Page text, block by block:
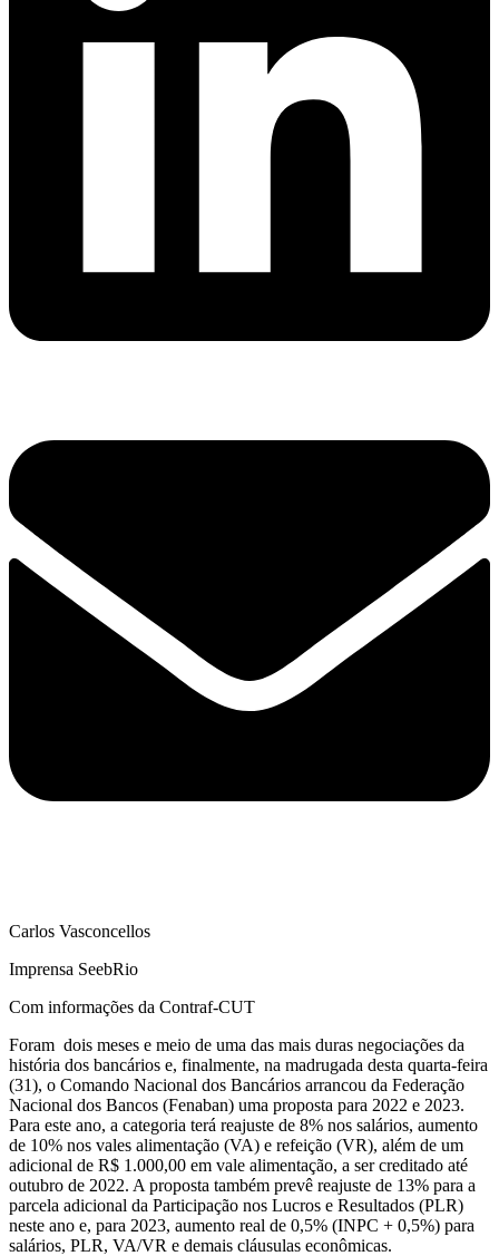
Carlos Vasconcellos
Imprensa SeebRio
Com informações da Contraf-CUT
Foram dois meses e meio de uma das mais duras negociações da
história dos bancários e, finalmente, na madrugada desta quarta-feira
(31), o Comando Nacional dos Bancários arrancou da Federação
Nacional dos Bancos (Fenaban) uma proposta para 2022 e 2023.
Para este ano, a categoria terá reajuste de 8% nos salários, aumento
de 10% nos vales alimentação (VA) e refeição (VR), além de um
adicional de R$ 1.000,00 em vale alimentação, a ser creditado até
outubro de 2022. A proposta também prevê reajuste de 13% para a
parcela adicional da Participação nos Lucros e Resultados (PLR)
neste ano e, para 2023, aumento real de 0,5% (INPC + 0,5%) para
salários, PLR, VA/VR e demais cláusulas econômicas.